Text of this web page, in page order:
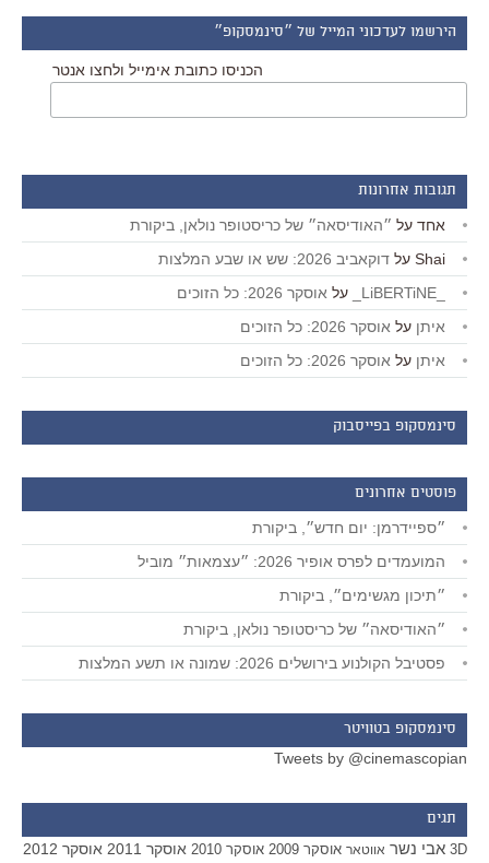
הירשמו לעדכוני המייל של ״סינמסקופ״
הכניסו כתובת אימייל ולחצו אנטר
תגובות אחרונות
אחד על ״האודיסאה״ של כריסטופר נולאן, ביקורת
Shai על דוקאביב 2026: שש או שבע המלצות
על אוסקר 2026: כל הזוכים
איתן על אוסקר 2026: כל הזוכים
איתן על אוסקר 2026: כל הזוכים
סינמסקופ בפייסבוק
פוסטים אחרונים
״ספיידרמן: יום חדש״, ביקורת
המועמדים לפרס אופיר 2026: ״עצמאות״ מוביל
״תיכון מגשימים״, ביקורת
״האודיסאה״ של כריסטופר נולאן, ביקורת
פסטיבל הקולנוע בירושלים 2026: שמונה או תשע המלצות
סינמסקופ בטוויטר
Tweets by @cinemascopian
תגים
3D אבי נשר אווטאר אוסקר 2009 אוסקר 2010 אוסקר 2011 אוסקר 2012